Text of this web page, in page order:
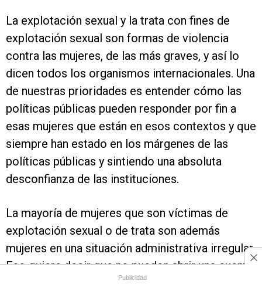
La explotación sexual y la trata con fines de
explotación sexual son formas de violencia
contra las mujeres, de las más graves, y así lo
dicen todos los organismos internacionales. Una
de nuestras prioridades es entender cómo las
políticas públicas pueden responder por fin a
esas mujeres que están en esos contextos y que
siempre han estado en los márgenes de las
políticas públicas y sintiendo una absoluta
desconfianza de las instituciones.
La mayoría de mujeres que son víctimas de
explotación sexual o de trata son además
mujeres en una situación administrativa irregular.
Eso quiere decir que no pueden abrir una cuenta
Publicidad